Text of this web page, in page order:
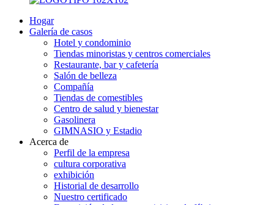
Hogar
Galería de casos
Hotel y condominio
Tiendas minoristas y centros comerciales
Restaurante, bar y cafetería
Salón de belleza
Compañía
Tiendas de comestibles
Centro de salud y bienestar
Gasolinera
GIMNASIO y Estadio
Acerca de
Perfil de la empresa
cultura corporativa
exhibición
Historial de desarrollo
Nuestro certificado